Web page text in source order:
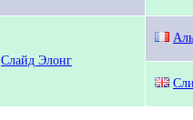
Слайд Элонг